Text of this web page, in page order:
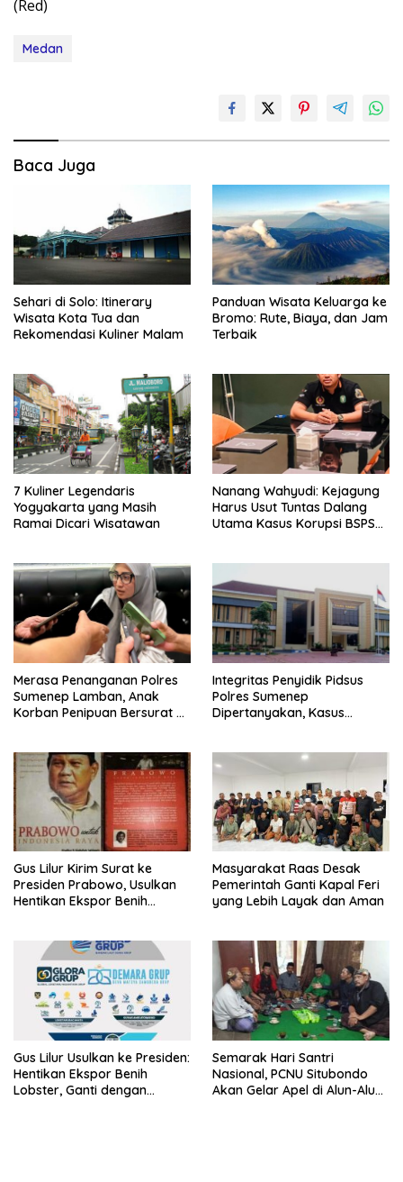
(Red)
Medan
Baca Juga
Sehari di Solo: Itinerary
Wisata Kota Tua dan
Rekomendasi Kuliner Malam
Panduan Wisata Keluarga ke
Bromo: Rute, Biaya, dan Jam
Terbaik
7 Kuliner Legendaris
Yogyakarta yang Masih
Ramai Dicari Wisatawan
Nanang Wahyudi: Kejagung
Harus Usut Tuntas Dalang
Utama Kasus Korupsi BSPS
Merasa Penanganan Polres
Sumenep Lamban, Anak
Korban Penipuan Bersurat ke
Integritas Penyidik Pidsus
Polres Sumenep
Dipertanyakan, Kasus
Kepastian
Gus Lilur Kirim Surat ke
Presiden Prabowo, Usulkan
Hentikan Ekspor Benih
Masyarakat Raas Desak
Pemerintah Ganti Kapal Feri
yang Lebih Layak dan Aman
Gus Lilur Usulkan ke Presiden:
Hentikan Ekspor Benih
Lobster, Ganti dengan
Semarak Hari Santri
Nasional, PCNU Situbondo
Akan Gelar Apel di Alun-Alun